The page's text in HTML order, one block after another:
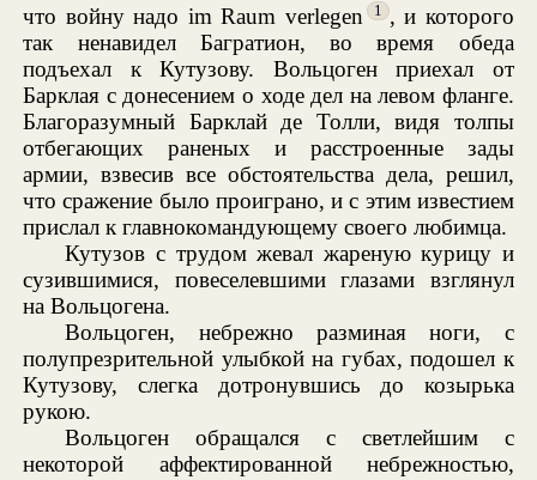
что войну надо im Raum verlegen
1 , и которого
так ненавидел Багратион, во время обеда
подъехал к Кутузову. Вольцоген приехал от
Барклая с донесением о ходе дел на левом фланге.
Благоразумный Барклай де Толли, видя толпы
отбегающих раненых и расстроенные зады
армии, взвесив все обстоятельства дела, решил,
что сражение было проиграно, и с этим известием
прислал к главнокомандующему своего любимца.
Кутузов с трудом жевал жареную курицу и
сузившимися, повеселевшими глазами взглянул
на Вольцогена.
Вольцоген, небрежно разминая ноги, с
полупрезрительной улыбкой на губах, подошел к
Кутузову, слегка дотронувшись до козырька
рукою.
Вольцоген обращался с светлейшим с
некоторой аффектированной небрежностью,